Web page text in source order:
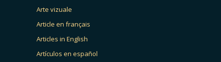
Arte vizuale
Article en français
Articles in English
Artículos en español